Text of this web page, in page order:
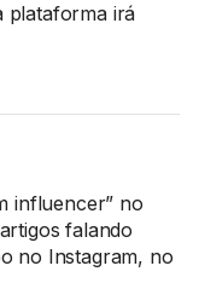
plataforma irá
influencer” no
falando
no Instagram, no